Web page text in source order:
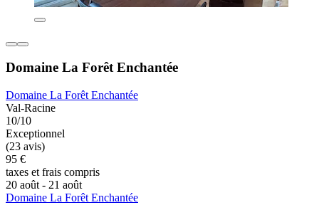
Domaine La Forêt Enchantée
Domaine La Forêt Enchantée
Val-Racine
10/10
Exceptionnel
(23 avis)
95 €
taxes et frais compris
20 août - 21 août
Domaine La Forêt Enchantée